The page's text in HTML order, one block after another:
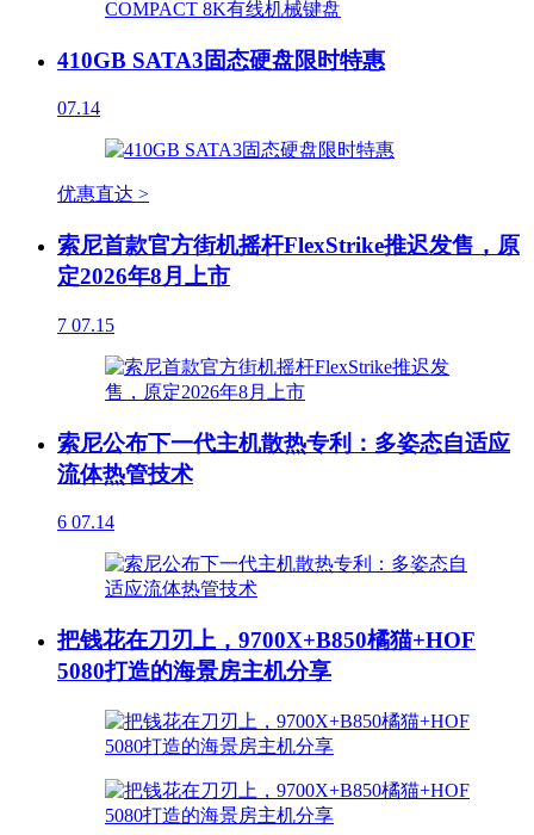
410GB SATA3固态硬盘限时特惠
07.14
优惠直达 >
索尼首款官方街机摇杆FlexStrike推迟发售，原
定2026年8月上市
7 07.15
索尼公布下一代主机散热专利：多姿态自适应
流体热管技术
6 07.14
把钱花在刀刃上，9700X+B850橘猫+HOF
5080打造的海景房主机分享